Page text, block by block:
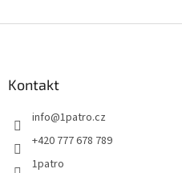
Kontakt
info@1patro.cz
+420 777 678 789
1patro